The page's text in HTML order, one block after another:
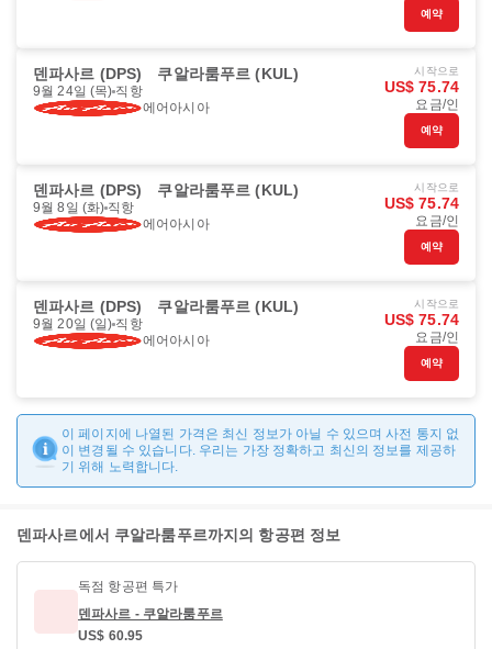
예약
덴파사르 (DPS) 쿠알라룸푸르 (KUL)
9월 24일 (목) 직항
에어아시아
시작으로
US$ 75.74
요금/인
예약
덴파사르 (DPS) 쿠알라룸푸르 (KUL)
9월 8일 (화) 직항
에어아시아
시작으로
US$ 75.74
요금/인
예약
덴파사르 (DPS) 쿠알라룸푸르 (KUL)
9월 20일 (일) 직항
에어아시아
시작으로
US$ 75.74
요금/인
예약
이 페이지에 나열된 가격은 최신 정보가 아닐 수 있으며 사전 통지 없
이 변경될 수 있습니다. 우리는 가장 정확하고 최신의 정보를 제공하
기 위해 노력합니다.
덴파사르에서 쿠알라룸푸르까지의 항공편 정보
독점 항공편 특가
덴파사르 - 쿠알라룸푸르
US$ 60.95